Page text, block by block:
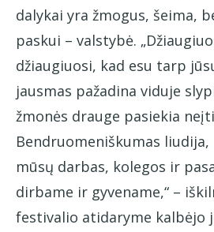
dalykai yra žmogus, šeima,
paskui – valstybė.
džiaugiuosi, kad esu tarp
jausmas pažadina viduje
žmonės drauge pasiekia
Bendruomeniškumas
mūsų darbas, kolegos ir
dirbame ir gyvename,“ –
festivalio atidaryme kalbėjo